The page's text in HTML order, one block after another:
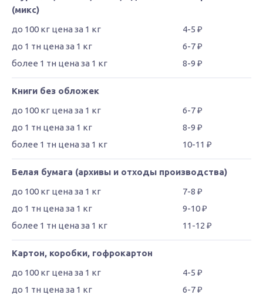
(микс)
4-5 ₽
6-7 ₽
8-9 ₽
Книги без обложек
6-7 ₽
8-9 ₽
10-11 ₽
Белая бумага (архивы и отходы производства)
7-8 ₽
9-10 ₽
11-12 ₽
Картон, коробки, гофрокартон
4-5 ₽
6-7 ₽